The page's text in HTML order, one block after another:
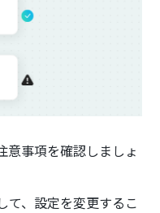
意事項を確認しましょ
て、設定を変更するこ